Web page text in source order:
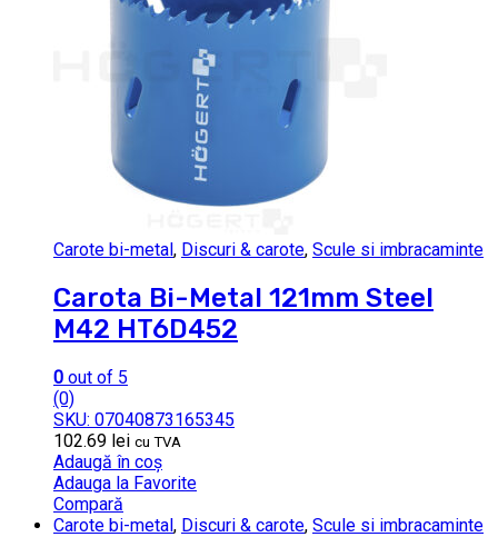
Carote bi-metal, Discuri & carote, Scule si imbracaminte
Carota Bi-Metal 121mm Steel
M42 HT6D452
0 out of 5
(0)
SKU: 07040873165345
102.69 lei cu TVA
Adaugă în coș
Adauga la Favorite
Compară
Carote bi-metal, Discuri & carote, Scule si imbracaminte